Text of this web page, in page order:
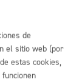
o confirmación
de
el sitio web (por
estas cookies,